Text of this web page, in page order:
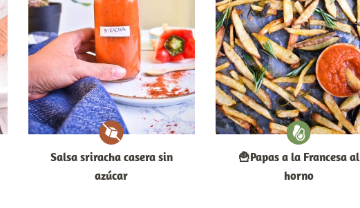
Salsa sriracha casera sin
azúcar
🍟Papas a la Francesa al
horno